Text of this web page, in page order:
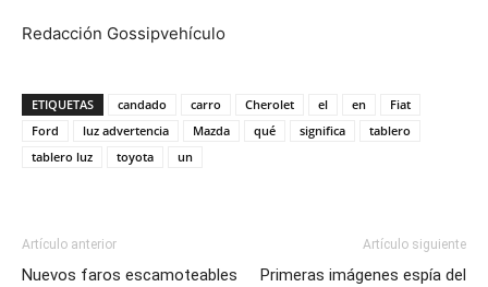
Redacción Gossipvehículo
ETIQUETAS candado carro Cherolet el en
Fiat
Ford
luz advertencia Mazda qué significa
tablero
tablero luz
toyota un
Artículo anterior
Nuevos faros escamoteables
Artículo siguiente
Primeras imágenes espía del